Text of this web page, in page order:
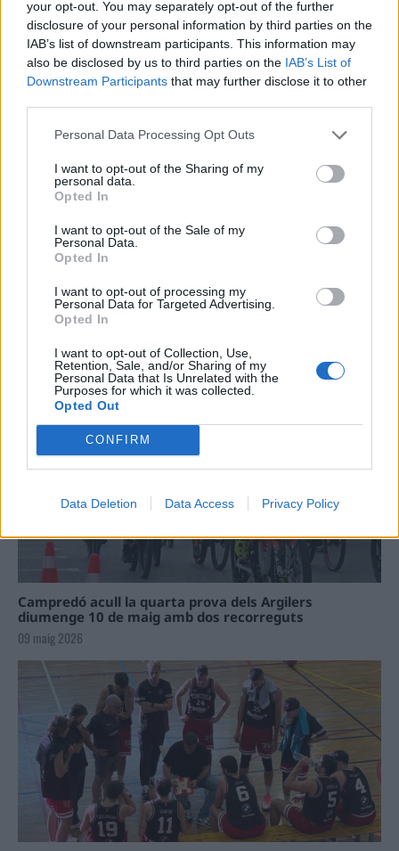
your opt-out. You may separately opt-out of the further
disclosure of your personal information by third parties on the
IAB’s list of downstream participants. This information may
also be disclosed by us to third parties on the IAB’s List of
Downstream Participants that may further disclose it to other
Personal Data Processing Opt Outs
I want to opt-out of the Sharing of my
personal data.
Opted In
I want to opt-out of the Sale of my
Personal Data.
Opted In
I want to opt-out of processing my
Personal Data for Targeted Advertising.
Opted In
I want to opt-out of Collection, Use,
Retention, Sale, and/or Sharing of my
Personal Data that Is Unrelated with the
Purposes for which it was collected.
Opted Out
CONFIRM
Data Deletion Data Access Privacy Policy
Carrega més
Running Sèries Terres de l’Ebre
09 maig 2026
Campredó acull la quarta prova dels Argilers
diumenge 10 de maig amb dos recorreguts
09 maig 2026